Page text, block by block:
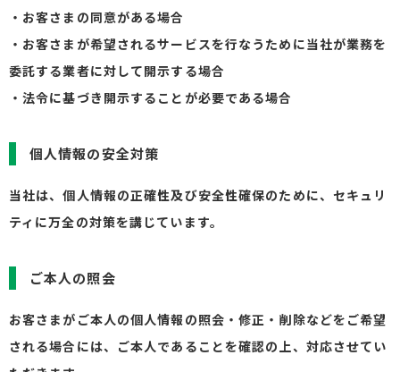
・お客さまの同意がある場合
・お客さまが希望されるサービスを行なうために当社が業務を
委託する業者に対して開示する場合
・法令に基づき開示することが必要である場合
個人情報の安全対策
当社は、個人情報の正確性及び安全性確保のために、セキュリ
ティに万全の対策を講じています。
ご本人の照会
お客さまがご本人の個人情報の照会・修正・削除などをご希望
される場合には、ご本人であることを確認の上、対応させてい